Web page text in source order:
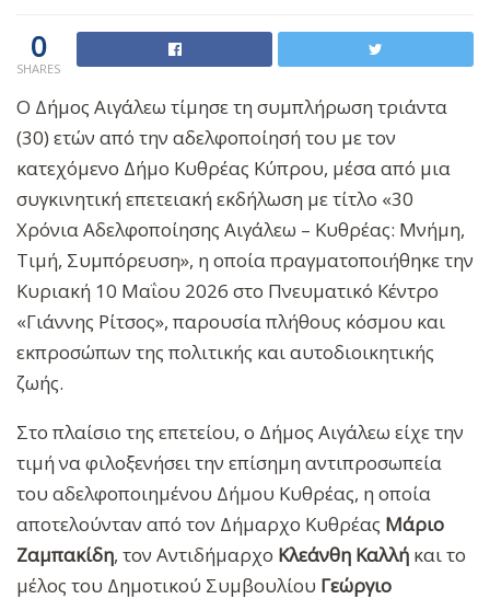
0
SHARES
Ο Δήμος Αιγάλεω τίμησε τη συμπλήρωση τριάντα
(30) ετών από την αδελφοποίησή του με τον
κατεχόμενο Δήμο Κυθρέας Κύπρου, μέσα από μια
συγκινητική επετειακή εκδήλωση με τίτλο «30
Χρόνια Αδελφοποίησης Αιγάλεω – Κυθρέας: Μνήμη,
Τιμή, Συμπόρευση», η οποία πραγματοποιήθηκε την
Κυριακή 10 Μαΐου 2026 στο Πνευματικό Κέντρο
«Γιάννης Ρίτσος», παρουσία πλήθους κόσμου και
εκπροσώπων της πολιτικής και αυτοδιοικητικής
ζωής.
Στο πλαίσιο της επετείου, ο Δήμος Αιγάλεω είχε την
τιμή να φιλοξενήσει την επίσημη αντιπροσωπεία
του αδελφοποιημένου Δήμου Κυθρέας, η οποία
αποτελούνταν από τον Δήμαρχο Κυθρέας Μάριο
Ζαμπακίδη, τον Αντιδήμαρχο Κλεάνθη Καλλή και το
μέλος του Δημοτικού Συμβουλίου Γεώργιο